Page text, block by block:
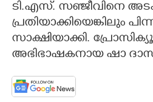
ടി.എസ്. സഞ്ജീവിനെ
പ്രതിയാക്കിയെങ്കിലും
സാക്ഷിയാക്കി.
അഭിഭാഷകനായ ഷാ